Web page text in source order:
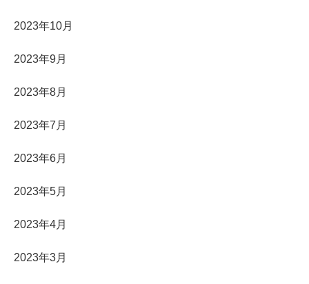
2023年10月
2023年9月
2023年8月
2023年7月
2023年6月
2023年5月
2023年4月
2023年3月